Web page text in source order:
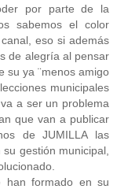
por parte de la
sabemos el color
eso si además
de alegría al pensar
su ya ¨menos amigo
municipales
a ser un problema
que van a publicar
de JUMILLA las
gestión municipal,
han formado en su